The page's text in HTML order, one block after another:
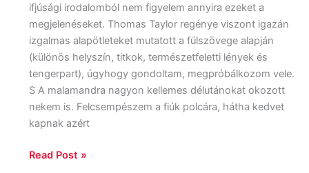
ifjúsági irodalomból nem figyelem annyira ezeket a
megjelenéseket. Thomas Taylor regénye viszont igazán
izgalmas alapötleteket mutatott a fülszövege alapján
(különös helyszín, titkok, természetfeletti lények és
tengerpart), úgyhogy gondoltam, megpróbálkozom vele.
S A malamandra nagyon kellemes délutánokat okozott
nekem is. Felcsempészem a fiúk polcára, hátha kedvet
kapnak azért
Read Post »